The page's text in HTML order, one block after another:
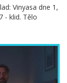
Vinyasa dne 1,
- klid. Tělo